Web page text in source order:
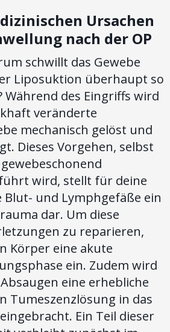
Ursachen
nach der OP
schwillt das Gewebe
Liposuktion überhaupt so
Während des Eingriffs wird
veränderte
mechanisch gelöst und
Dieses Vorgehen, selbst
wird, stellt für deine
Blut- und Lymphgefäße ein
dar. Um diese
zu reparieren,
Körper eine akute
ein. Zudem wird
eine erhebliche
Tumeszenzlösung in das
Ein Teil dieser